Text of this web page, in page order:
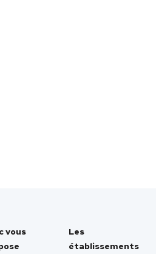
vous
Les
établissements